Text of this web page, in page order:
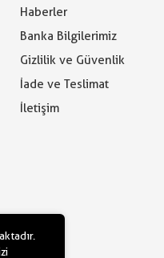
Haberler
Banka Bilgilerimiz
Gizlilik ve Güvenlik
İade ve Teslimat
İletişim